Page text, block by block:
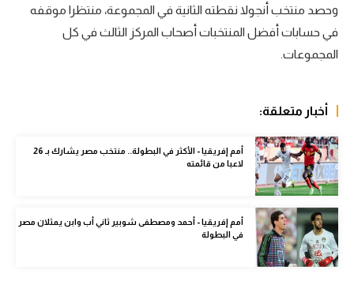
رياضات أخرى
أمم إفريقيا
كرة سلة
كرة يد
كرة طائرة
الوطن العربي
في المونديال
وحصد منتخب أنجولا نقطته الثانية في المجموعة، منتظرا موقفه
في حسابات أفضل المنتخبات أصحاب المركز الثالث في كل
المجموعات.
أخبار متعلقة:
أمم إفريقيا - الأكثر في البطولة.. منتخب مصر يشارك بـ 26
لاعبا من قائمته
أمم إفريقيا - أحمد ومصطفى شوبير ثاني أب وابن يمثلان مصر
في البطولة